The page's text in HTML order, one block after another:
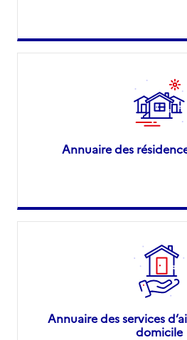
Annuaire des
Annuaire des services
domicile